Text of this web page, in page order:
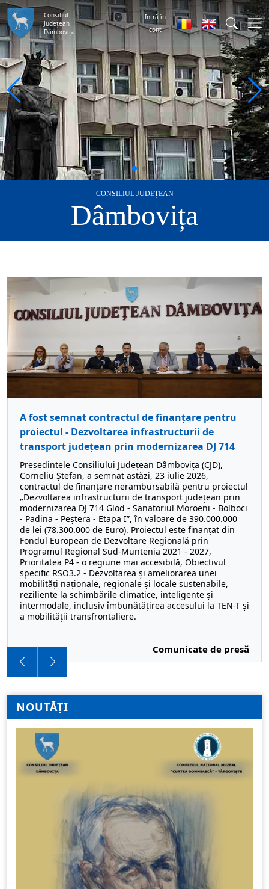
Consiliul
Județean
Dâmbovița
Intră în
cont
CONSILIUL JUDEȚEAN
Dâmbovița
A fost semnat contractul de finanțare pentru
proiectul - Dezvoltarea infrastructurii de
transport județean prin modernizarea DJ 714
Președintele Consiliului Județean Dâmbovița (CJD),
Corneliu Ștefan, a semnat astăzi, 23 iulie 2026,
contractul de finanțare nerambursabilă pentru proiectul
„Dezvoltarea infrastructurii de transport județean prin
modernizarea DJ 714 Glod - Sanatoriul Moroeni - Bolboci
- Padina - Peștera - Etapa I”, în valoare de 390.000.000
de lei (78.300.000 de Euro). Proiectul este finanțat din
Fondul European de Dezvoltare Regională prin
Programul Regional Sud-Muntenia 2021 - 2027,
Prioritatea P4 - o regiune mai accesibilă, Obiectivul
specific RSO3.2 - Dezvoltarea și ameliorarea unei
mobilități naționale, regionale și locale sustenabile,
reziliente la schimbările climatice, inteligente și
intermodale, inclusiv îmbunătățirea accesului la TEN-T și
a mobilității transfrontaliere.
Comunicate de presă
NOUTĂȚI